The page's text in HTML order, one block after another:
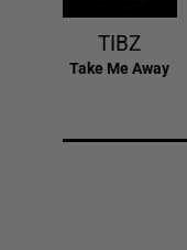
TIBZ
Take Me Away